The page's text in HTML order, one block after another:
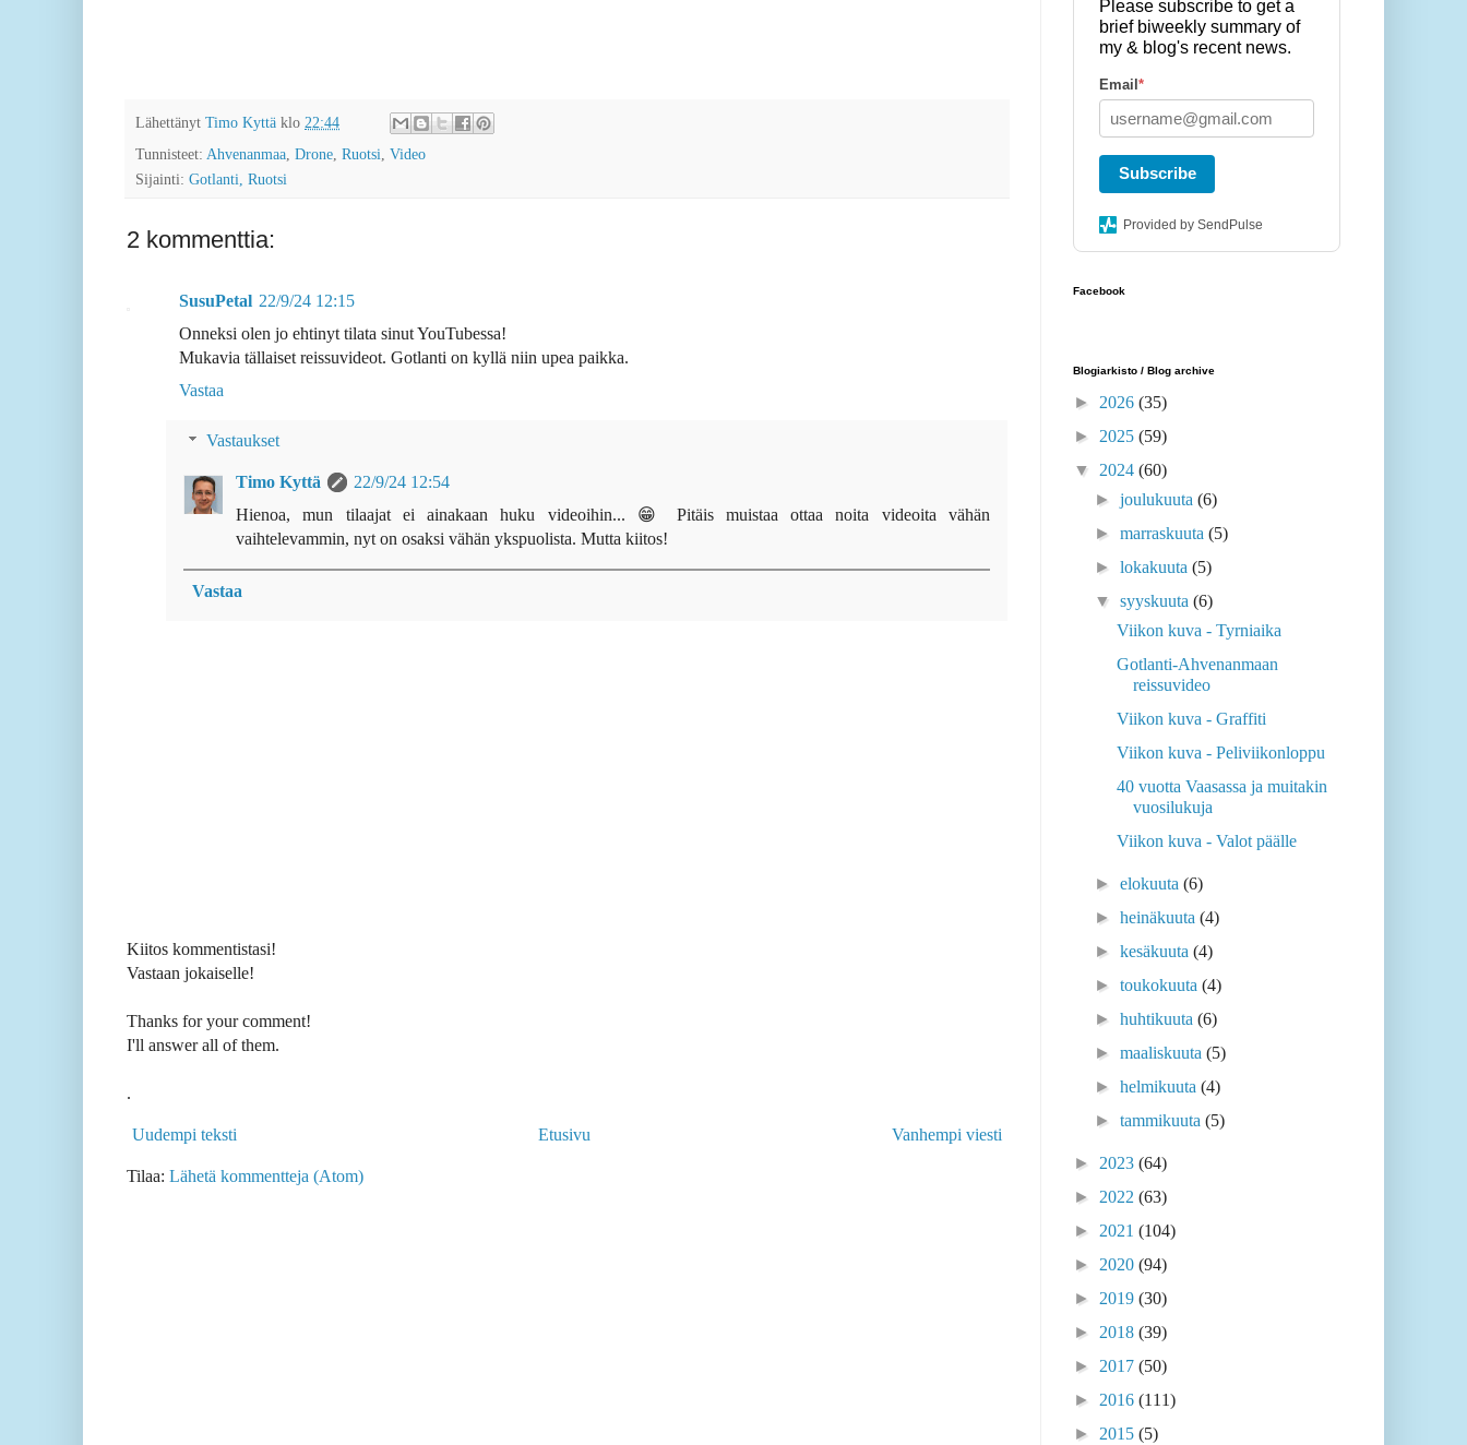
Lähettänyt Timo Kyttä klo 22:44
Tunnisteet: Ahvenanmaa, Drone, Ruotsi, Video
Sijainti: Gotlanti, Ruotsi
2 kommenttia:
SusuPetal 22/9/24 12:15
Onneksi olen jo ehtinyt tilata sinut YouTubessa!
Mukavia tällaiset reissuvideot. Gotlanti on kyllä niin upea paikka.
Vastaa
Vastaukset
Timo Kyttä
22/9/24 12:54
Hienoa, mun tilaajat ei ainakaan huku videoihin... 😁 Pitäis muistaa ottaa noita videoita vähän
vaihtelevammin, nyt on osaksi vähän ykspuolista. Mutta kiitos!
Vastaa
Kiitos kommentistasi!
Vastaan jokaiselle!
Thanks for your comment!
I'll answer all of them.
.
Uudempi teksti Vanhempi viesti
Etusivu
Tilaa: Lähetä kommentteja (Atom)
Please subscribe to get a
brief biweekly summary of
my & blog's recent news.
Email *
Subscribe
Provided by SendPulse
Facebook
Blogiarkisto / Blog archive
► 2026 (35)
► 2025 (59)
▼ 2024 (60)
►joulukuuta(6)
►marraskuuta(5)
►lokakuuta(5)
▼syyskuuta(6)
Viikon kuva - Tyrniaika
Gotlanti-Ahvenanmaan
reissuvideo
Viikon kuva - Graffiti
Viikon kuva - Peliviikonloppu
40 vuotta Vaasassa ja muitakin
vuosilukuja
Viikon kuva - Valot päälle
►elokuuta(6)
►heinäkuuta(4)
►kesäkuuta(4)
►toukokuuta(4)
►huhtikuuta(6)
►maaliskuuta(5)
►helmikuuta(4)
►tammikuuta(5)
► 2023 (64)
► 2022 (63)
► 2021 (104)
► 2020 (94)
► 2019 (30)
► 2018 (39)
► 2017 (50)
► 2016 (111)
► 2015 (5)